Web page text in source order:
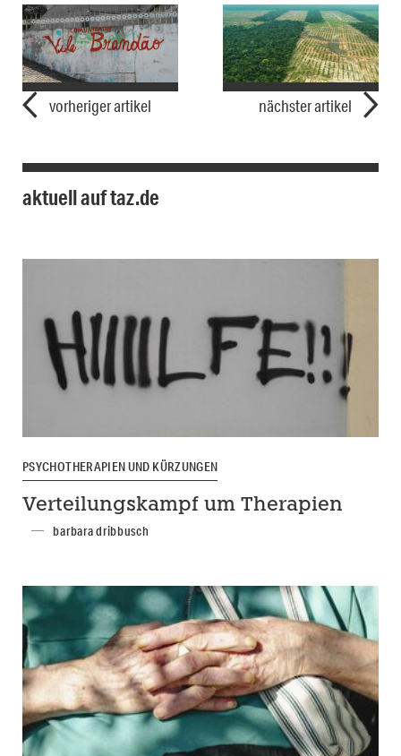
vorheriger artikel nächster artikel
aktuell auf taz.de
PSYCHOTHERAPIEN UND KÜRZUNGEN
Verteilungskampf um Therapien
barbara dribbusch